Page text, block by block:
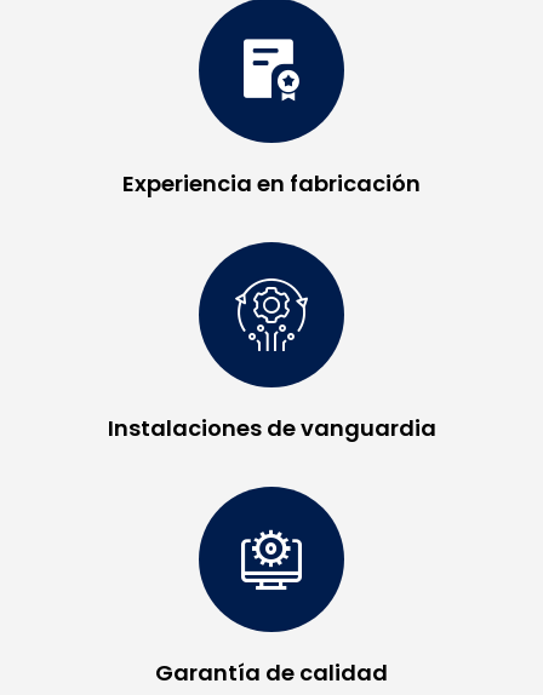
Experiencia en fabricación
Instalaciones de vanguardia
Garantía de calidad